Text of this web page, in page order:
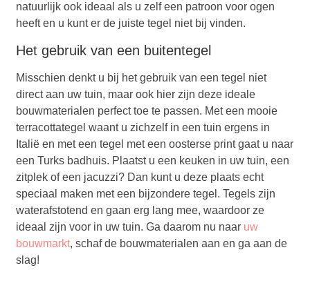
natuurlijk ook ideaal als u zelf een patroon voor ogen
heeft en u kunt er de juiste tegel niet bij vinden.
Het gebruik van een buitentegel
Misschien denkt u bij het gebruik van een tegel niet
direct aan uw tuin, maar ook hier zijn deze ideale
bouwmaterialen perfect toe te passen. Met een mooie
terracottategel waant u zichzelf in een tuin ergens in
Italië en met een tegel met een oosterse print gaat u naar
een Turks badhuis. Plaatst u een keuken in uw tuin, een
zitplek of een jacuzzi? Dan kunt u deze plaats echt
speciaal maken met een bijzondere tegel. Tegels zijn
waterafstotend en gaan erg lang mee, waardoor ze
ideaal zijn voor in uw tuin. Ga daarom nu naar uw
bouwmarkt, schaf de bouwmaterialen aan en ga aan de
slag!